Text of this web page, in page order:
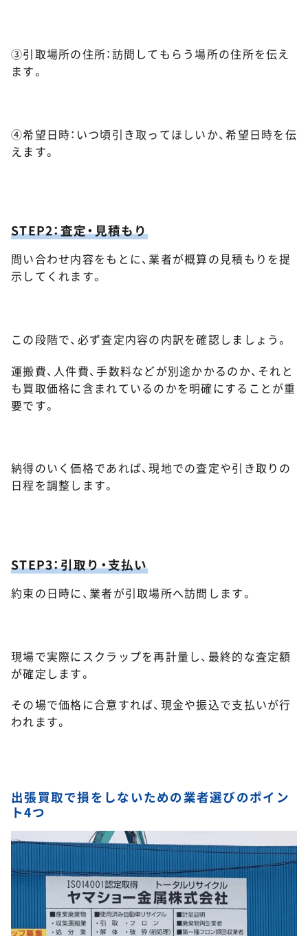
③引取場所の住所：訪問してもらう場所の住所を伝え
ます。
④希望日時：いつ頃引き取ってほしいか、希望日時を伝
えます。
STEP2：査定・見積もり
問い合わせ内容をもとに、業者が概算の見積もりを提
示してくれます。
この段階で、必ず査定内容の内訳を確認しましょう。
運搬費、人件費、手数料などが別途かかるのか、それと
も買取価格に含まれているのかを明確にすることが重
要です。
納得のいく価格であれば、現地での査定や引き取りの
日程を調整します。
STEP3：引取り・支払い
約束の日時に、業者が引取場所へ訪問します。
現場で実際にスクラップを再計量し、最終的な査定額
が確定します。
その場で価格に合意すれば、現金や振込で支払いが行
われます。
出張買取で損をしないための業者選びのポイン
ト4つ